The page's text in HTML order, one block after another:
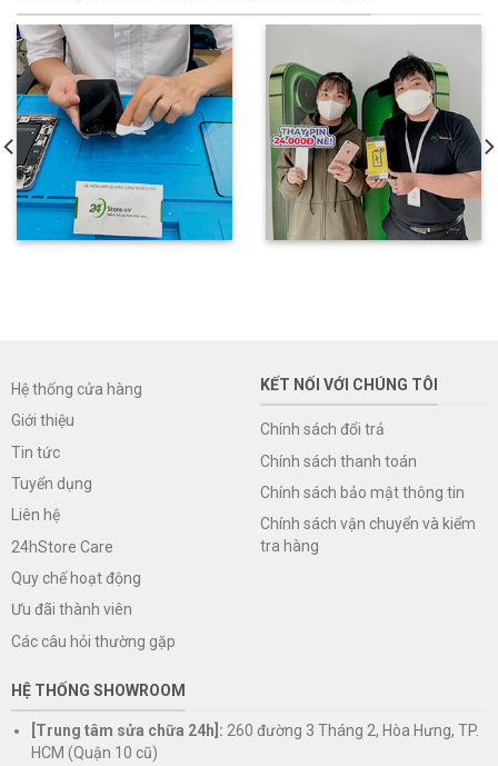
Hệ thống cửa hàng
Giới thiệu
Tin tức
Tuyển dụng
Liên hệ
24hStore Care
Quy chế hoạt động
Ưu đãi thành viên
Các câu hỏi thường gặp
KẾT NỐI VỚI CHÚNG TÔI
Chính sách đổi trả
Chính sách thanh toán
Chính sách bảo mật thông tin
Chính sách vận chuyển và kiểm
tra hàng
HỆ THỐNG SHOWROOM
[Trung tâm sửa chữa 24h]: 260 đường 3 Tháng 2, Hòa Hưng, TP.
HCM (Quận 10 cũ)